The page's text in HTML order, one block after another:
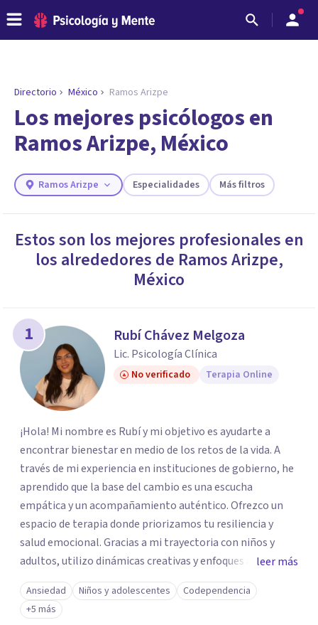
ENCONTRAR MI TERAPEUTA
¿Necesitas ayuda para encontrar el
psicólogo adecuado?
Responde a unas breves preguntas y te ofreceremos
necesidades.
Directorio México Ramos Arizpe
Los mejores psicólogos en
Ramos Arizpe, México
Ramos Arizpe Especialidades Más filtros
Estos son los mejores profesionales en
los alrededores de Ramos Arizpe,
México
1 Rubí Chávez Melgoza
Lic. Psicología Clínica
No verificado Terapia Online
¡Hola! Mi nombre es Rubí y mi objetivo es ayudarte a
encontrar bienestar en medio de los retos de la vida. A
través de mi experiencia en instituciones de gobierno, he
aprendido que la base del cambio es una escucha
empática y un acompañamiento auténtico. ​Ofrezco un
espacio de terapia donde priorizamos tu resiliencia y
salud emocional. Gracias a mi trayectoria con niños y
adultos, utilizo dinámicas creativas y enfoques adaptados
a tus necesidades específicas. Estoy aquí para escucharte
y brindarte las herramientas necesarias para fortalecer
tu paz mental.
leer más
Ansiedad Niños y adolescentes
Codependencia
+5 más